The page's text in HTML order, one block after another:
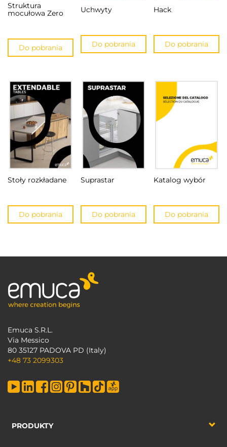
Struktura
mocułowa Zero
Do pobrania
Uchwyty
Do pobrania
Hack
Do pobrania
Stoły rozkładane
Do pobrania
Suprastar
Do pobrania
Katalog wybór
Do pobrania
Emuca S.R.L.
Via Messico
80 35127 PADOVA PD (Italy)
+48 73 2099303
PRODUKTY